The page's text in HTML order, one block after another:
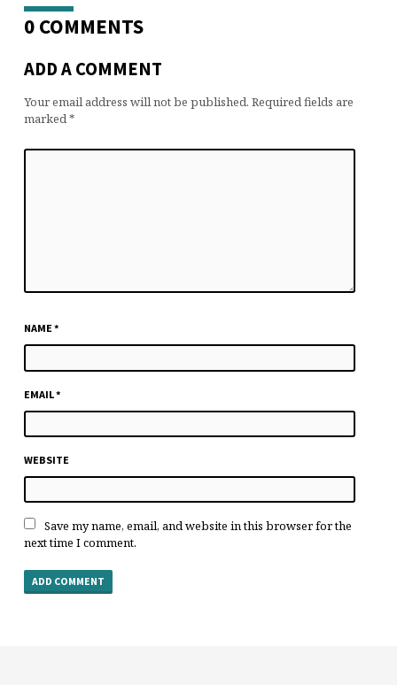
0 COMMENTS
ADD A COMMENT
Your email address will not be published. Required fields are
marked*
NAME*
EMAIL*
WEBSITE
Save my name, email, and website in this browser for the
next time I comment.